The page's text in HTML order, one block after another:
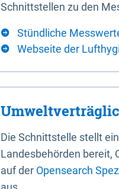
Schnittstellen zu den
Stündliche
Webseite der
Die Schnittstelle stellt
Landesbehörden bereit,
auf der Opensearch